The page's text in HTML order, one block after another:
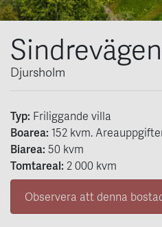
Djursholm
Typ: Friliggande villa
Boarea: 152 kvm.
Biarea: 50 kvm
Tomtareal: 2 000 kvm
Observera att denna